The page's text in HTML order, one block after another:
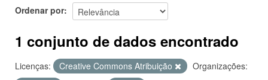
Ordenar por
1 conjunto de dados encontrado
Licenças: Creative Commons Atribuição
Organizações: